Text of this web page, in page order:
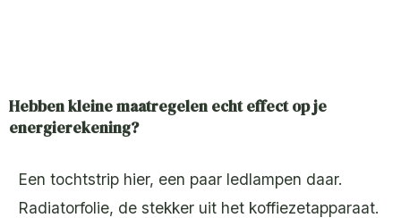
Hebben kleine maatregelen echt effect op je
energierekening?
Een tochtstrip hier, een paar ledlampen daar.
Radiatorfolie, de stekker uit het koffiezetapparaat.